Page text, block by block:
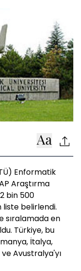
Enformatik
Araştırma
bin 500
liste belirlendi.
sıralamada en
Türkiye, bu
İtalya,
Avustralya'yı